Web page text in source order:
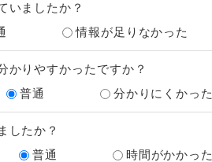
いましたか？
情報が足りなかった
かりやすかったですか？
普通 分かりにくかった
したか？
普通 時間がかかった